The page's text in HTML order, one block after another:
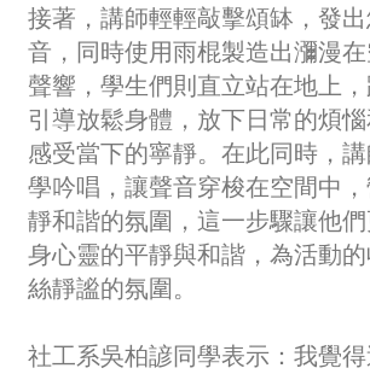
接著，講師輕輕敲擊頌缽，發
音，同時使用雨棍製造出瀰漫
聲響，學生們則直立站在地上
引導放鬆身體，放下日常的煩
感受當下的寧靜。在此同時，
學吟唱，讓聲音穿梭在空間中
靜和諧的氛圍，這一步驟讓他
身心靈的平靜與和諧，為活動
絲靜謐的氛圍。
社工系吳柏諺同學表示：我覺